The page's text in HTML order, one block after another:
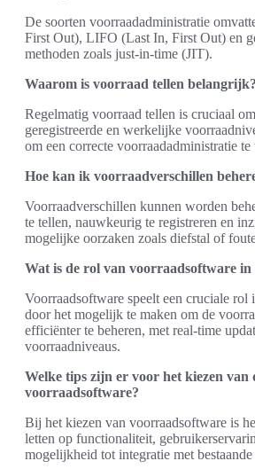
De soorten voorraadadministratie
First Out), LIFO (Last In, First Out) en
methoden zoals just-in-time (JIT).
Waarom is voorraad tellen belangrijk?
Regelmatig voorraad tellen is cruciaal
geregistreerde en werkelijke
om een correcte voorraadadministratie te
Hoe kan ik voorraadverschillen
Voorraadverschillen kunnen worden
te tellen, nauwkeurig te registreren en
mogelijke oorzaken zoals diefstal of
Wat is de rol van voorraadsoftware in
Voorraadsoftware speelt een cruciale rol
door het mogelijk te maken om de
efficiënter te beheren, met real-time
voorraadniveaus.
Welke tips zijn er voor het kiezen van
voorraadsoftware?
Bij het kiezen van voorraadsoftware is
letten op functionaliteit,
mogelijkheid tot integratie met bestaande